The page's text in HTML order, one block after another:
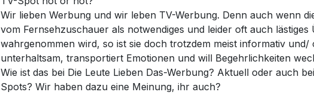
Wir lieben Werbung und wir leben TV-Werbung. Denn auch wenn
vom Fernsehzuschauer als notwendiges und leider oft auch lästiges
wahrgenommen wird, so ist sie doch trotzdem meist informativ und/
unterhaltsam, transportiert Emotionen und will Begehrlichkeiten
Wie ist das bei Die Leute Lieben Das-Werbung? Aktuell oder auch
Spots? Wir haben dazu eine Meinung, ihr auch?